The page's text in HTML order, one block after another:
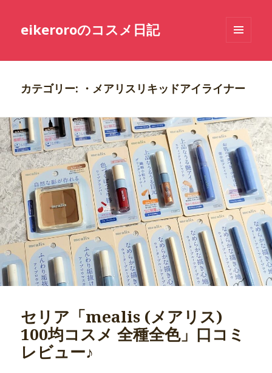
eikeroroのコスメ日記
ーとウ
カテゴリー: ・メアリスリキッドアイライナー
セリア「mealis (メアリス)
100均コスメ 全種全色」口コミ
レビュー♪